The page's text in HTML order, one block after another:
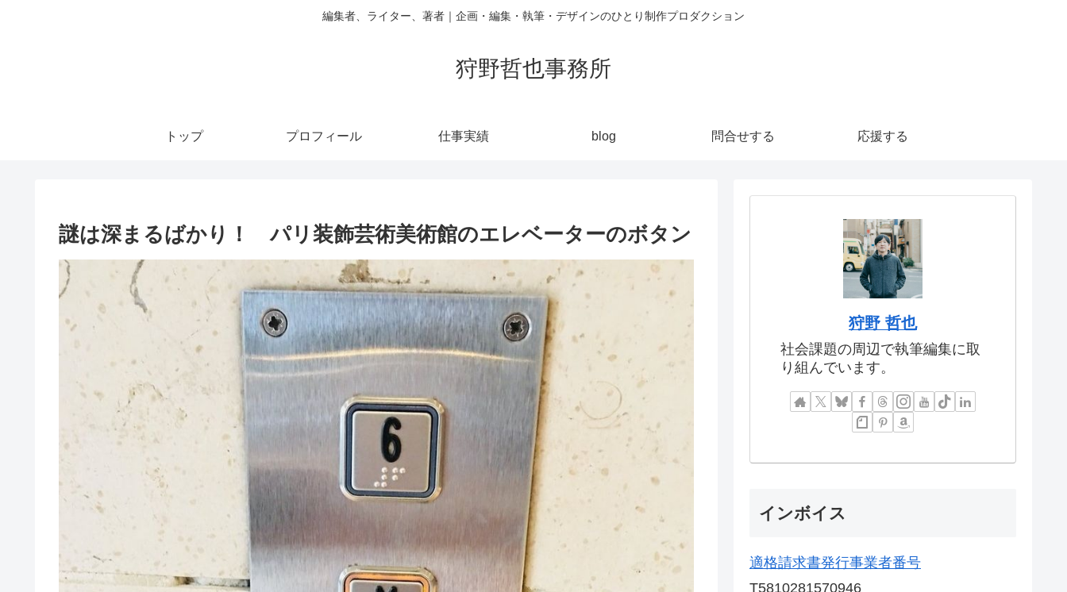
編集者、ライター、著者｜企画・編集・執筆・デザインのひとり制作プロダクション
狩野哲也事務所
トップ プロフィール 仕事実績 blog 問合せする 応援する
謎は深まるばかり！ パリ装飾芸術美術館のエレベーターのボタン
狩野 哲也
社会課題の周辺で執筆編集に取
り組んでいます。
インボイス
適格請求書発行事業者番号
T5810281570946